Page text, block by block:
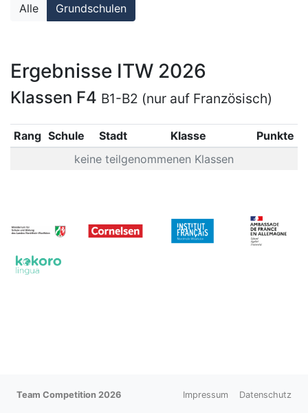
Alle Grundschulen
Ergebnisse ITW 2026
Klassen F4 B1-B2 (nur auf Französisch)
Rang Schule Stadt Klasse
Punkte
keine teilgenommenen Klassen
Team Competition 2026 Impressum Datenschutz